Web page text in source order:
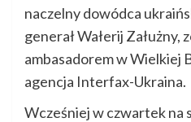
naczelny dowódca
generał Wałerij Załużny,
ambasadorem w Wielkiej
agencja Interfax-Ukraina.
Wcześniej w czwartek